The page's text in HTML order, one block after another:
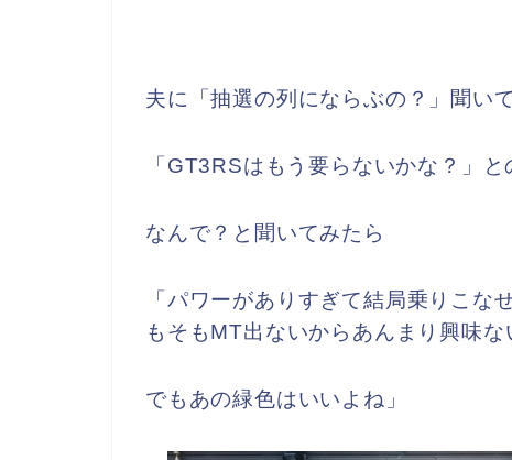
夫に「抽選の列にならぶの？」聞い
「GT3RSはもう要らないかな？」と
なんで？と聞いてみたら
「パワーがありすぎて結局乗りこな
もそもMT出ないからあんまり興味な
でもあの緑色はいいよね」